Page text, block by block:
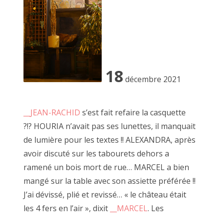
2021 avril
2021 février
2021 janvier
2020 décembre
2020 septembre
2020 octobre
2020 août
2020 juillet
2020 juin
2020 mai
18 décembre 2021
__JEAN-RACHID s’est fait refaire la casquette
?!? HOURIA n’avait pas ses lunettes, il manquait
de lumière pour les textes !! ALEXANDRA, après
avoir discuté sur les tabourets dehors a
ramené un bois mort de rue… MARCEL a bien
mangé sur la table avec son assiette préférée !!
J’ai dévissé, plié et revissé… « le château était
les 4 fers en l’air », dixit
__MARCEL. Les
charnières prennent place laissant à JF l'opportunité de
dévoiler certaines boîtes mystérieuses où se cachent
régulièrement d'autres morceaux de bois.
__démonstration du diable et ses boîtes
__vidéo
), __encore des boîtes
Thebois remarquables